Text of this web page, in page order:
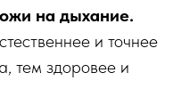
на дыхание.
и точнее
тем здоровее и